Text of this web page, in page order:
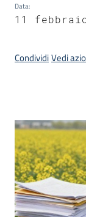
Contatti
Seguici
su
Data:
11
CondividiVedi